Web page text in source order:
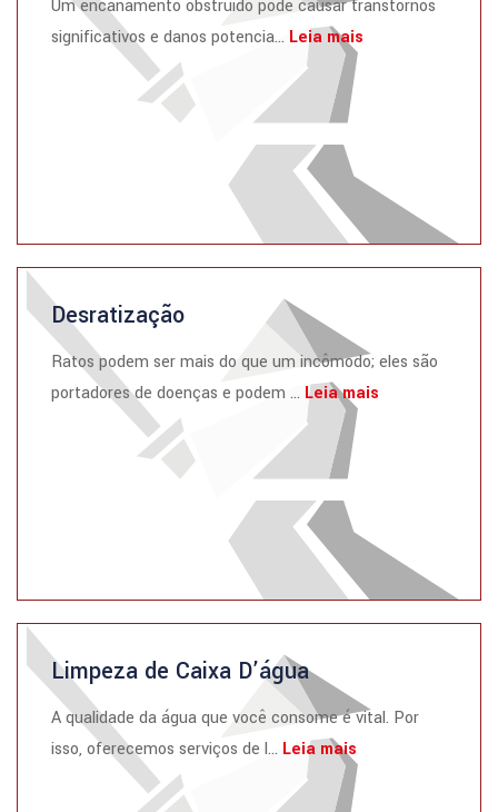
Um encanamento obstruído pode causar transtornos
significativos e danos potencia... Leia mais
Desratização
Ratos podem ser mais do que um incômodo; eles são
portadores de doenças e podem ... Leia mais
Limpeza de Caixa D’água
A qualidade da água que você consome é vital. Por
isso, oferecemos serviços de l... Leia mais